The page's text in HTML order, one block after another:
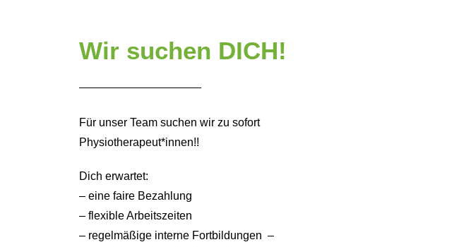
Wir suchen DICH!
Für unser Team suchen wir zu sofort
Physiotherapeut*innen!!
Dich erwartet:
– eine faire Bezahlung
– flexible Arbeitszeiten
– regelmäßige interne Fortbildungen –